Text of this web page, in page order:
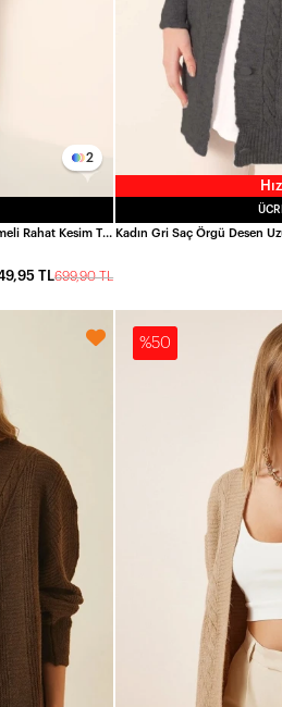
2
Kadın Koyu Pembe Saç Örgü Desen Uzun Düğmeli Rahat Kesim Triko Hırka HZL23W-BD1100691
699,90 TL
TL
%50